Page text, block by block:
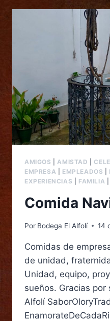
AMIGOS |AMISTAD
EMPRESA
EMPLEADOS
EXPERIENCIAS
FAMILIA
Comida
Por Bodega El Alfolí 14
Comidas de
de unidad,
Unidad, equipo,
sueños. Gracias
Alfolí